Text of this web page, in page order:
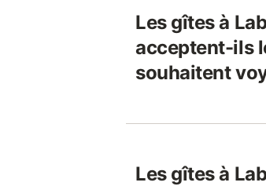
Les gîtes à
acceptent-ils
souhaitent
Les gîtes à